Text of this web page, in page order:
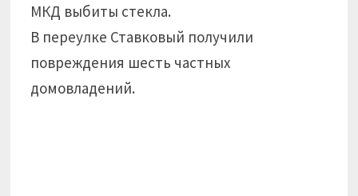
МКД выбиты стекла.
В переулке Ставковый получили
повреждения шесть частных
домовладений.